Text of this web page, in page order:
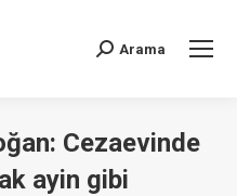
Arama
Cezaevinde
ayin gibi